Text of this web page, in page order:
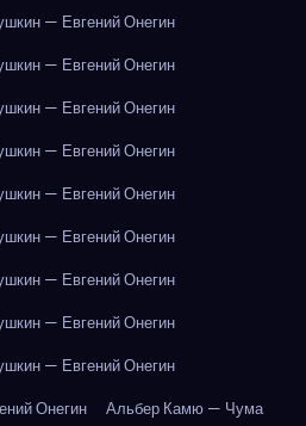
— Евгений Онегин
— Евгений Онегин
— Евгений Онегин
— Евгений Онегин
— Евгений Онегин
— Евгений Онегин
— Евгений Онегин
— Евгений Онегин
— Евгений Онегин
Онегин
Альбер Камю — Чума